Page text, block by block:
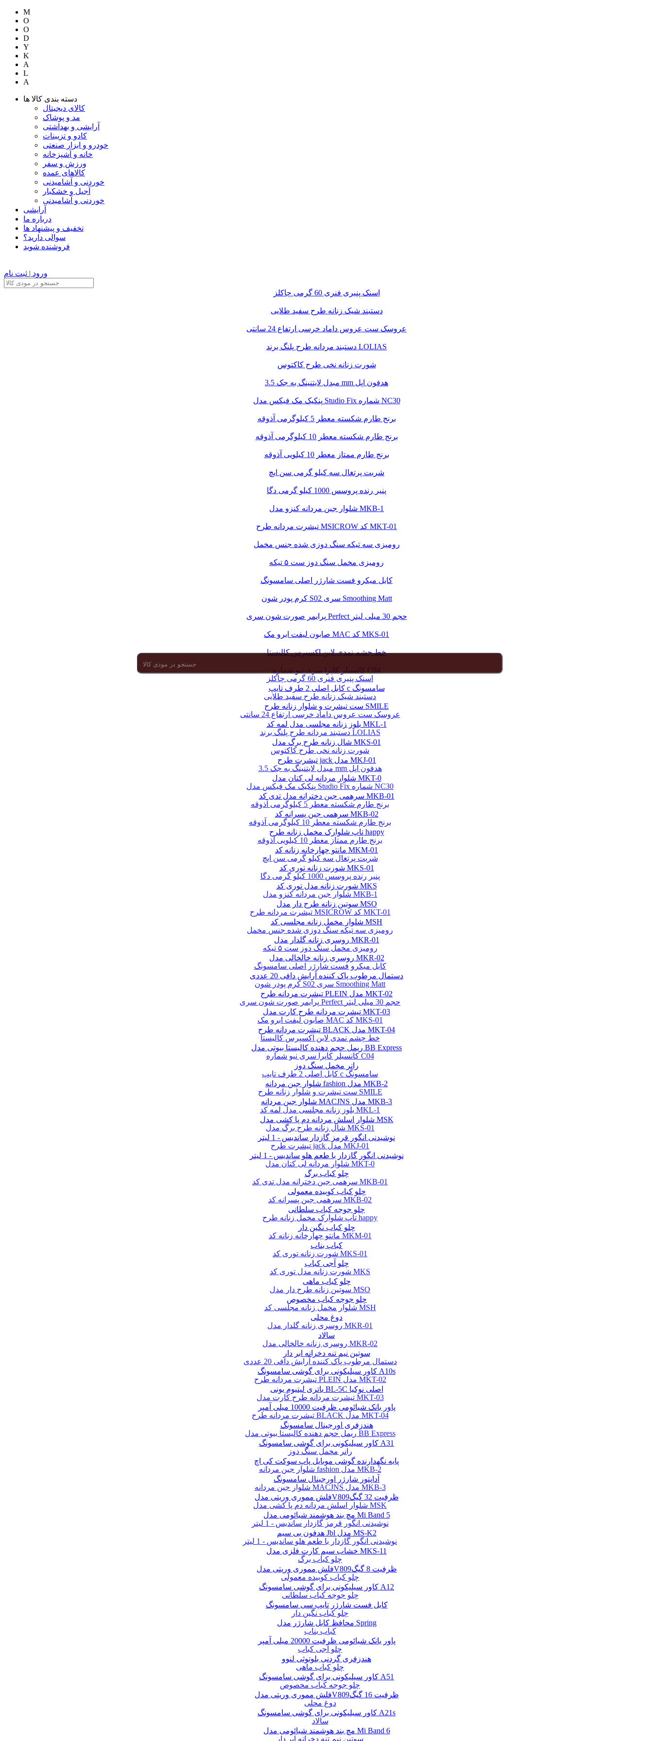
اسنک پنیری فنری 60 گرمی چاکلز
دستبند شیک زنانه طرح سفید طلایی
عروسک ست عروس داماد خرسی ارتفاع 24 سانتی
دستبند مردانه طرح پلنگ برند LOLIAS
شورت زنانه نخی طرح کاکتوس
مبدل لایتنینگ به جک 3.5 mm هدفون اپل
پنکیک مک فیکس مدل Studio Fix شماره NC30
برنج طارم شکسته معطر 5 کیلوگرمی آذوقه
برنج طارم شکسته معطر 10 کیلوگرمی آذوقه
برنج طارم ممتاز معطر 10 کیلویی آذوقه
شربت پرتغال سه کیلو گرمی سن ایچ
پنیر رنده پروسس 1000 کیلو گرمی دگا
شلوار جین مردانه کنزو مدل MKB-1
تیشرت مردانه طرح MSICROW کد MKT-01
رومیزی سه تیکه سنگ دوزی شده جنس مخمل
رومیزی مخمل سنگ دوز ست ۵ تیکه
کابل میکرو فست شارژر اصلی سامسونگ
کرم پودر شون S02 سری Smoothing Matt
پرایمر صورت شون سری Perfect حجم 30 میلی لیتر
صابون لیفت ابرو مک MAC کد MKS-01
خط چشم نمدی لاین اکسپرس کالیستا
کانسیلر کاپرا سری نیو شماره C04
کابل اصلی 2 طرف تایپ c سامسونگ
ست تیشرت و شلوار زنانه طرح SMILE
بلوز زنانه مجلسی مدل لمه کد MKL-1
شال زنانه طرح برگ مدل MKS-01
تیشرت طرح jack مدل MKJ-01
شلوار مردانه لی کتان مدل MKT-0
سرهمی جین دخترانه مدل تدی کد MKB-01
سرهمی جین پسرانه کد MKB-02
تاپ شلوارک مخمل زنانه طرح happy
مانتو چهارخانه زنانه کد MKM-01
شورت زنانه توری کد MKS-01
شورت زنانه مدل توری کد MKS
سوتین زنانه طرح دار مدل MSO
شلوار مخمل زنانه مجلسی کد MSH
روسری زنانه گلدار مدل MKR-01
روسری زنانه خالخالی مدل MKR-02
دستمال مرطوب پاک کننده آرایش دافی 20 عددی
تیشرت مردانه طرح PLEIN مدل MKT-02
تیشرت مردانه طرح کارت مدل MKT-03
تیشرت مردانه طرح BLACK مدل MKT-04
ریمل حجم دهنده کالیستا بیوتی مدل BB Express
رانر مخمل سنگ دوز
شلوار جین مردانه fashion مدل MKB-2
شلوار جین مردانه MACJNS مدل MKB-3
شلوار اسلش مردانه دم پا کشی مدل MSK
نوشیدنی انگور قرمز گازدار ساندیس - 1 لیتر
نوشیدنی انگور گازدار با طعم هلو ساندیس - 1 لیتر
چلو کباب برگ
چلو کباب کوبیده معمولی
چلو جوجه کباب سلطانی
چلو کباب نگین دار
کباب بناب
چلو آجی کباب
چلو کباب ماهی
چلو جوجه کباب مخصوص
دوغ محلی
سالاد
سوتین نیم تنه دخرانه ابر دار
M
O
O
D
Y
K
A
L
A
دسته بندی کالا ها
کالای دیجیتال
مد و پوشاک
آرایشی و بهداشتی
کادو و تزیینات
خودرو و ابزار صنعتی
خانه و آشپزخانه
ورزش و سفر
کالاهای عمده
خوردنی و آشامیدنی
آجیل و خشکبار
خوردنی و آشامیدنی
آرایشی
درباره ما
تخفیف و پیشنهاد ها
سوالی دارید؟
فروشنده شوید
ورود | ثبت نام
اسنک پنیری فنری 60 گرمی چاکلز
دستبند شیک زنانه طرح سفید طلایی
عروسک ست عروس داماد خرسی ارتفاع 24 سانتی
دستبند مردانه طرح پلنگ برند LOLIAS
شورت زنانه نخی طرح کاکتوس
مبدل لایتنینگ به جک 3.5 mm هدفون اپل
پنکیک مک فیکس مدل Studio Fix شماره NC30
برنج طارم شکسته معطر 5 کیلوگرمی آذوقه
برنج طارم شکسته معطر 10 کیلوگرمی آذوقه
برنج طارم ممتاز معطر 10 کیلویی آذوقه
شربت پرتغال سه کیلو گرمی سن ایچ
پنیر رنده پروسس 1000 کیلو گرمی دگا
شلوار جین مردانه کنزو مدل MKB-1
تیشرت مردانه طرح MSICROW کد MKT-01
رومیزی سه تیکه سنگ دوزی شده جنس مخمل
رومیزی مخمل سنگ دوز ست ۵ تیکه
کابل میکرو فست شارژر اصلی سامسونگ
کرم پودر شون S02 سری Smoothing Matt
پرایمر صورت شون سری Perfect حجم 30 میلی لیتر
صابون لیفت ابرو مک MAC کد MKS-01
خط چشم نمدی لاین اکسپرس کالیستا
کانسیلر کاپرا سری نیو شماره C04
کابل اصلی 2 طرف تایپ c سامسونگ
ست تیشرت و شلوار زنانه طرح SMILE
بلوز زنانه مجلسی مدل لمه کد MKL-1
شال زنانه طرح برگ مدل MKS-01
تیشرت طرح jack مدل MKJ-01
شلوار مردانه لی کتان مدل MKT-0
سرهمی جین دخترانه مدل تدی کد MKB-01
سرهمی جین پسرانه کد MKB-02
تاپ شلوارک مخمل زنانه طرح happy
مانتو چهارخانه زنانه کد MKM-01
شورت زنانه توری کد MKS-01
شورت زنانه مدل توری کد MKS
سوتین زنانه طرح دار مدل MSO
شلوار مخمل زنانه مجلسی کد MSH
روسری زنانه گلدار مدل MKR-01
روسری زنانه خالخالی مدل MKR-02
دستمال مرطوب پاک کننده آرایش دافی 20 عددی
تیشرت مردانه طرح PLEIN مدل MKT-02
تیشرت مردانه طرح کارت مدل MKT-03
تیشرت مردانه طرح BLACK مدل MKT-04
ریمل حجم دهنده کالیستا بیوتی مدل BB Express
رانر مخمل سنگ دوز
شلوار جین مردانه fashion مدل MKB-2
شلوار جین مردانه MACJNS مدل MKB-3
شلوار اسلش مردانه دم پا کشی مدل MSK
نوشیدنی انگور قرمز گازدار ساندیس - 1 لیتر
نوشیدنی انگور گازدار با طعم هلو ساندیس - 1 لیتر
چلو کباب برگ
چلو کباب کوبیده معمولی
چلو جوجه کباب سلطانی
چلو کباب نگین دار
کباب بناب
چلو آجی کباب
چلو کباب ماهی
چلو جوجه کباب مخصوص
دوغ محلی
سالاد
سوتین نیم تنه دخرانه ابر دار
کاور سیلیکونی برای گوشی سامسونگ A10s
باتری لیتیوم یونی BL-5C اصلی نوکیا
پاور بانک شیائومی ظرفیت 10000 میلی آمپر
هندزفری اورجینال سامسونگ
کاور سیلیکونی برای گوشی سامسونگ A31
پایه نگهدارنده گوشی موبایل پاپ سوکت کی اچ
آداپتور شارژر اورجینال سامسونگ
فلش مموری وریتی مدلV809ظرفیت 32 گیگ
مچ بند هوشمند شیائومی مدل Mi Band 5
هدفون بی سیم Jbl مدل MS-K2
خشاب سیم کارت فلزی مدل MKS-11
فلش مموری وریتی مدلV809ظرفیت 8 گیگ
کاور سیلیکونی برای گوشی سامسونگ A12
کابل فست شارژر تایپ سی سامسونگ
محافظ کابل شارژر مدل Spring
پاور بانک شیائومی ظرفیت 20000 میلی آمپر
هندزفری گردنی بلوتوثی لنوو
کاور سیلیکونی برای گوشی سامسونگ A51
فلش مموری وریتی مدلV809ظرفیت 16 گیگ
کاور سیلیکونی برای گوشی سامسونگ A21s
مچ بند هوشمند شیائومی مدل Mi Band 6